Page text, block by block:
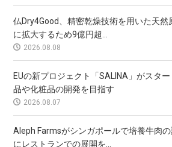
仏Dry4Good、精密乾燥技術を用いた天
に拡大するため9億円超...
2026.08.08
EUの新プロジェクト「SALINA」がスタ
品や化粧品の開発を目指す
2026.08.07
Aleph Farmsがシンガポールで培養牛肉
にレストランでの展開を...